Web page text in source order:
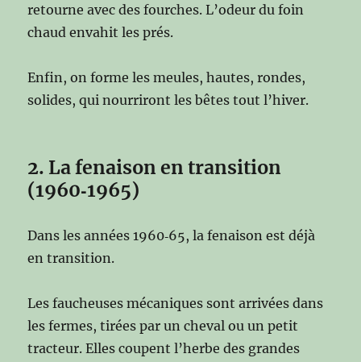
retourne avec des fourches. L’odeur du foin
chaud envahit les prés.
Enfin, on forme les meules, hautes, rondes,
solides, qui nourriront les bêtes tout l’hiver.
2. La fenaison en transition
(1960‑1965)
Dans les années 1960‑65, la fenaison est déjà
en transition.
Les faucheuses mécaniques sont arrivées dans
les fermes, tirées par un cheval ou un petit
tracteur. Elles coupent l’herbe des grandes